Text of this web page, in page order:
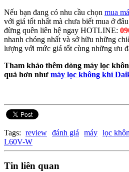
Nếu bạn đang có nhu cầu chọn mua
với giá tốt nhất mà chưa biết mua ở
đừng quên liên hệ ngay HOTLINE:
nhanh chóng nhất và sở hữu những
lượng với mức giá tốt cùng những ưu
Tham khảo thêm dòng máy lọc
quả hơn như máy lọc không khí
Tags: review đánh giá máy lọc
L60V-W
Tin liên quan